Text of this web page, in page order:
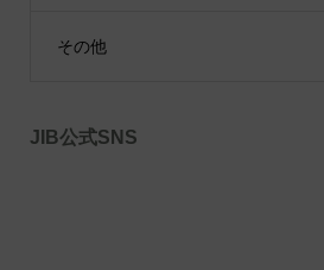
その他
JIB公式SNS